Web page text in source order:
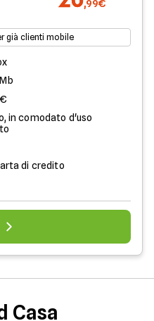
,99€
già clienti mobile
in comodato d'uso
di credito
Casa